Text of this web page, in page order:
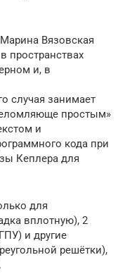
Вязовская
пространствах
и, в
случая занимает
простым»
и
кода при
Кеплера для
для
вплотную), 2
и другие
решётки),